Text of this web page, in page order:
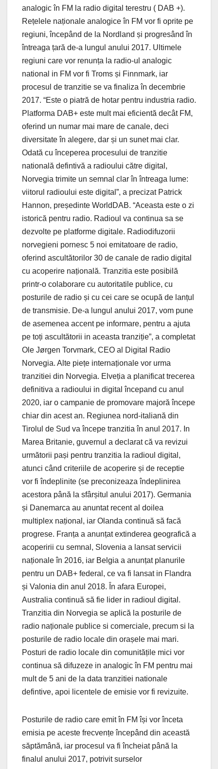
analogic în FM la radio digital terestru ( DAB +).
Rețelele naționale analogice în FM vor fi oprite pe
regiuni, începând de la Nordland și progresând în
întreaga țară de-a lungul anului 2017. Ultimele
regiuni care vor renunța la radio-ul analogic
national in FM vor fi Troms și Finnmark, iar
procesul de tranzitie se va finaliza în decembrie
2017. “Este o piatră de hotar pentru industria radio.
Platforma DAB+ este mult mai eficientă decât FM,
oferind un numar mai mare de canale, deci
diversitate în alegere, dar și un sunet mai clar.
Odată cu începerea procesului de tranzitie
natională defintivă a radioului către digital,
Norvegia trimite un semnal clar în întreaga lume:
viitorul radioului este digital”, a precizat Patrick
Hannon, președinte WorldDAB. “Aceasta este o zi
istorică pentru radio. Radioul va continua sa se
dezvolte pe platforme digitale. Radiodifuzorii
norvegieni pornesc 5 noi emitatoare de radio,
oferind ascultătorilor 30 de canale de radio digital
cu acoperire națională. Tranzitia este posibilă
printr-o colaborare cu autoritatile publice, cu
posturile de radio și cu cei care se ocupă de lanțul
de transmisie. De-a lungul anului 2017, vom pune
de asemenea accent pe informare, pentru a ajuta
pe toți ascultătorii in aceasta tranziție”, a completat
Ole Jørgen Torvmark, CEO al Digital Radio
Norvegia. Alte piețe internaționale vor urma
tranzitiei din Norvegia. Elveția a planificat trecerea
definitiva a radioului in digital începand cu anul
2020, iar o campanie de promovare majoră începe
chiar din acest an. Regiunea nord-italiană din
Tirolul de Sud va începe tranzitia în anul 2017. In
Marea Britanie, guvernul a declarat că va revizui
următorii pași pentru tranzitia la radioul digital,
atunci când criteriile de acoperire și de receptie
vor fi îndeplinite (se preconizeaza îndeplinirea
acestora până la sfârșitul anului 2017). Germania
și Danemarca au anuntat recent al doilea
multiplex național, iar Olanda continuă să facă
progrese. Franța a anunțat extinderea geografică a
acoperirii cu semnal, Slovenia a lansat servicii
naționale în 2016, iar Belgia a anunțat planurile
pentru un DAB+ federal, ce va fi lansat in Flandra
și Valonia din anul 2018. În afara Europei,
Australia continuă să fie lider in radioul digital.
Tranzitia din Norvegia se aplică la posturile de
radio naționale publice si comerciale, precum si la
posturile de radio locale din orașele mai mari.
Posturi de radio locale din comunitățile mici vor
continua să difuzeze in analogic în FM pentru mai
mult de 5 ani de la data tranzitiei nationale
defintive, apoi licentele de emisie vor fi revizuite.
Posturile de radio care emit în FM își vor înceta
emisia pe aceste frecvențe începând din această
săptămână, iar procesul va fi încheiat până la
finalul anului 2017, potrivit surselor